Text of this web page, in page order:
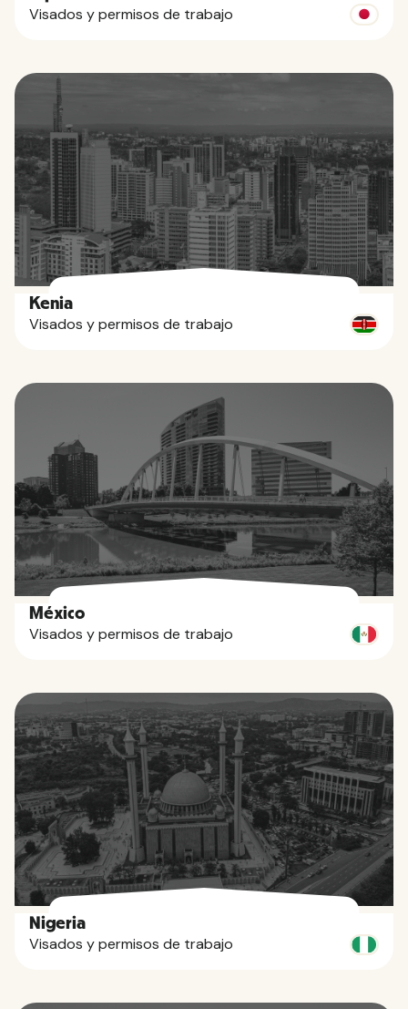
Visados y permisos de trabajo
Kenia
Visados y permisos de trabajo
México
Visados y permisos de trabajo
Nigeria
Visados y permisos de trabajo